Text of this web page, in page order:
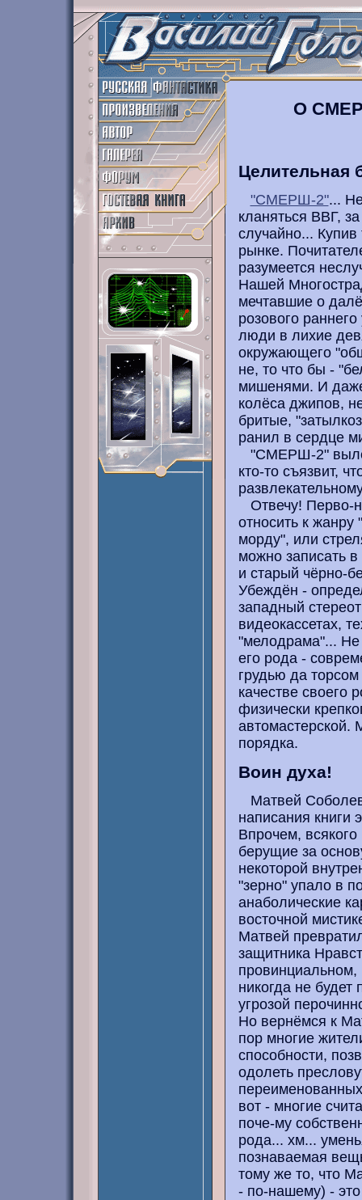
О
Целительная
"СМЕРШ-2"...
кланяться ВВГ,
случайно...
рынке.
разумеется
Нашей
мечтавшие о
розового
люди в лихие
окружающего
не, то что бы -
мишенями. И
колёса джипов,
бритые,
ранил в сердце
"СМЕРШ-2"
кто-то съязвит,
Отвечу! Перво-
относить к жанру
морду", или
можно записать
и старый чёрно-
Убеждён -
западный
видеокассетах,
"мелодрама"... Не
его рода -
грудью да
качестве своего
физически
автомастерской.
порядка.
Воин духа!
Матвей
написания книги
Впрочем, всякого
берущие за
некоторой
"зерно" упало в
анаболические
восточной
Матвей
защитника
никогда не
угрозой
Но вернёмся к
пор многие
способности,
одолеть
вот - многие
поче-му
рода... хм...
познаваемая
тому же то, что
- по-нашему) -